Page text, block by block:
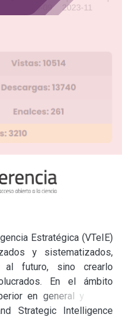
Estratégica (VTeIE)
y sistematizados,
al futuro, sino crearlo
En el ámbito
en general y de la
una cultura que
Strategic Intelligence